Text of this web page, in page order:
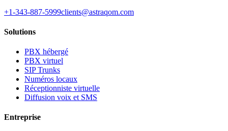
+1-343-887-5999clients@astraqom.com
Solutions
PBX hébergé
PBX virtuel
SIP Trunks
Numéros locaux
Réceptionniste virtuelle
Diffusion voix et SMS
Entreprise